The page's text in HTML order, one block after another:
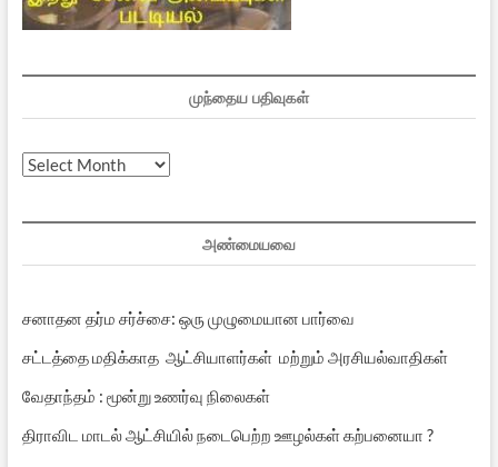
முந்தைய பதிவுகள்
முந்தைய
அண்மையவை
சனாதன தர்ம சர்ச்சை: ஒரு முழுமையான பார்வை
சட்டத்தை மதிக்காத ஆட்சியாளர்கள் மற்றும் அரசியல்வாதிகள்
வேதாந்தம் : மூன்று உணர்வு நிலைகள்
திராவிட மாடல் ஆட்சியில் நடைபெற்ற ஊழல்கள் கற்பனையா ?